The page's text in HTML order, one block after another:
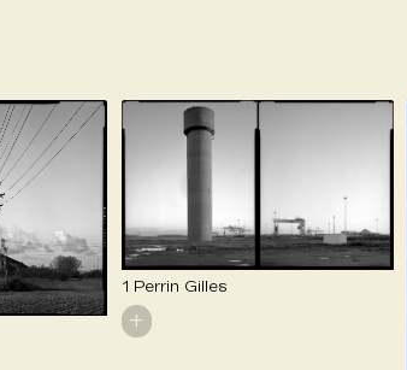
1 Perrin Gilles
+